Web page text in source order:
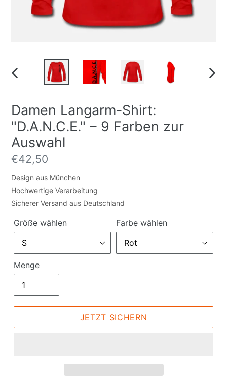
VORHERIGES
Damen Langarm-Shirt:
"D.A.N.C.E." – 9 Farben zur
Auswahl
Normalpreis
€42,50
Design aus München
Hochwertige Verarbeitung
Sicherer Versand aus Deutschland
Größe wählen Farbe wählen
Menge
JETZT SICHERN